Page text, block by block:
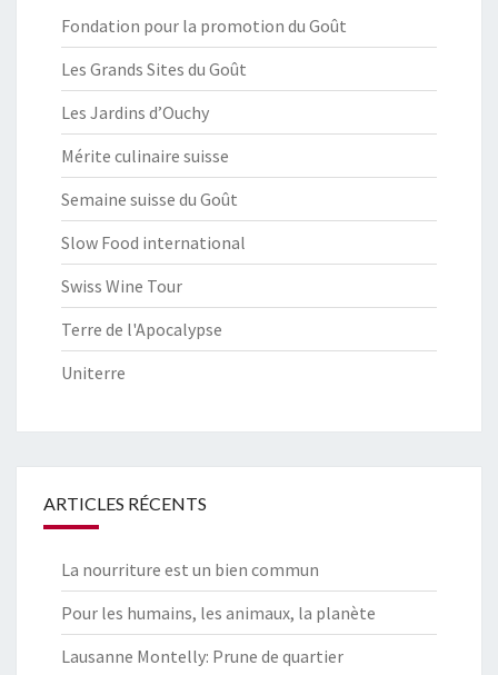
Fondation pour la promotion du Goût
Les Grands Sites du Goût
Les Jardins d’Ouchy
Mérite culinaire suisse
Semaine suisse du Goût
Slow Food international
Swiss Wine Tour
Terre de l'Apocalypse
Uniterre
ARTICLES RÉCENTS
La nourriture est un bien commun
Pour les humains, les animaux, la planète
Lausanne Montelly: Prune de quartier